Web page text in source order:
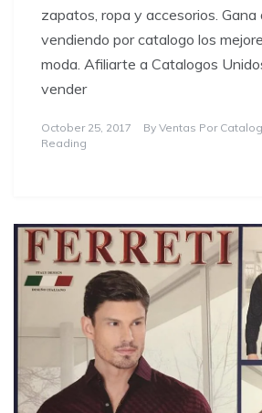
zapatos, ropa y accesorios. Gana
vendiendo por catalogo los
moda. Afiliarte a Catalogos
vender
October 25, 2017 By Ventas Por
Reading